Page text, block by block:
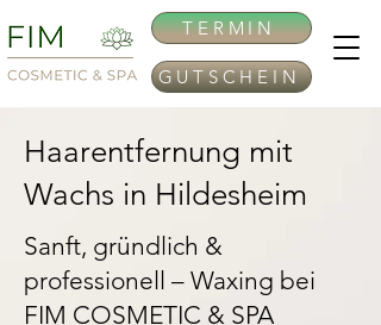
TERMIN
GUTSCHEIN
Haarentfernung mit
Wachs in Hildesheim
Sanft, gründlich &
professionell – Waxing bei
FIM COSMETIC & SPA